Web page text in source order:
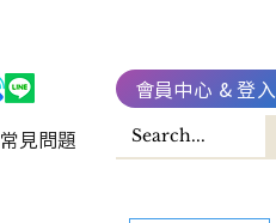
常見問題
會員中心 & 登入